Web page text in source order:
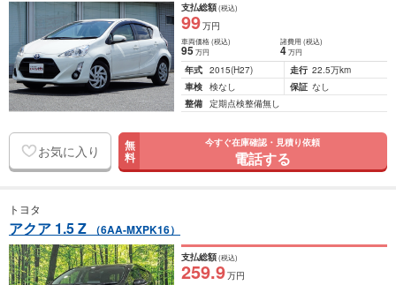
支払総額(税込)
99万円
車両価格(税込)
95万円
諸費用 (税込)
4 万円
年式 2015(H27) 走行 22.5万km
車検 検なし 保証 なし
整備 定期点検整備無し
お気に入り 無
料
今すぐ在庫確認・見積り依頼
電話する
トヨタ
アクア 1.5 Z （6AA-MXPK16）
支払総額(税込)
259.9万円